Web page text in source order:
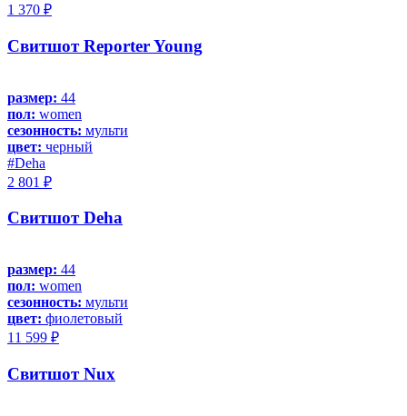
1 370 ₽
Свитшот Reporter Young
размер: 44
пол: women
сезонность: мульти
цвет: черный
#Deha
2 801 ₽
Свитшот Deha
размер: 44
пол: women
сезонность: мульти
цвет: фиолетовый
11 599 ₽
Свитшот Nux